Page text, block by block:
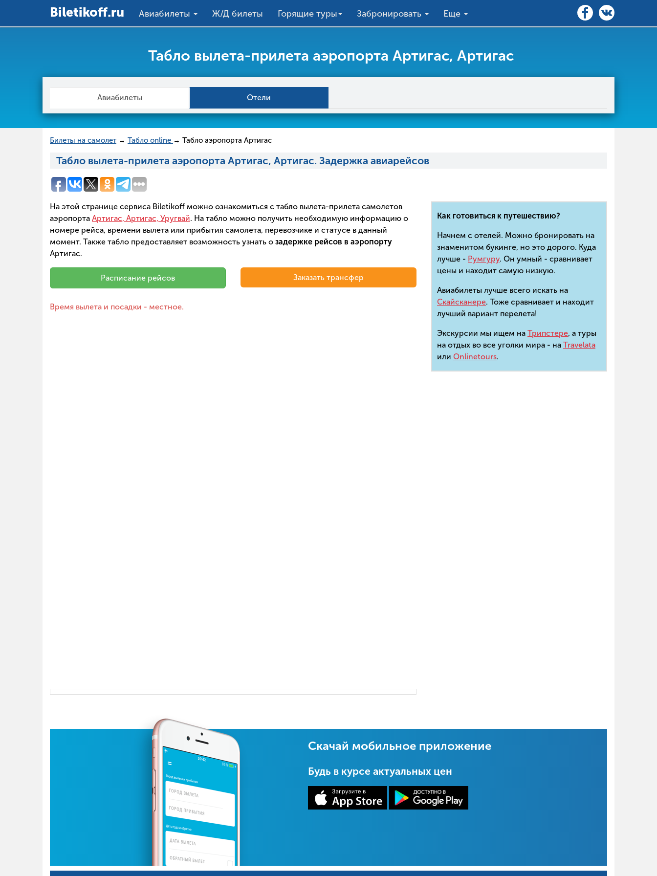
Вiletikoff.ru Авиабилеты Ж/Д билеты Горящие туры Забронировать Еще
Табло вылета-прилета аэропорта Артигас, Артигас
Авиабилеты Отели
Билеты на самолет → Табло online → Табло аэропорта Артигас
Табло вылета-прилета аэропорта Артигас, Артигас. Задержка авиарейсов
На этой странице сервиса Biletikoff можно ознакомиться с табло вылета-прилета самолетов
аэропорта Артигас, Артигас, Уругвай. На табло можно получить необходимую информацию о
номере рейса, времени вылета или прибытия самолета, перевозчике и статусе в данный
момент. Также табло предоставляет возможность узнать о задержке рейсов в аэропорту
Артигас.
Расписание рейсов Заказать трансфер
Время вылета и посадки - местное.
Как готовиться к путешествию?
Начнем с отелей. Можно бронировать на
знаменитом букинге, но это дорого. Куда
лучше - Румгуру. Он умный - сравнивает
цены и находит самую низкую.
Авиабилеты лучше всего искать на
Скайсканере. Тоже сравнивает и находит
лучший вариант перелета!
Экскурсии мы ищем на Трипстере, а туры
на отдых во все уголки мира - на Travelata
или Onlinetours.
Скачай мобильное приложение
Будь в курсе актуальных цен